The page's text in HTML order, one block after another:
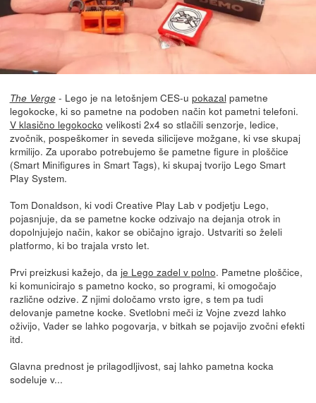
The Verge- Lego je na letošnjem CES-u pokazal pametne
legokocke, ki so pametne na podoben način kot pametni telefoni.
V klasično legokocko velikosti 2x4 so stlačili senzorje, ledice,
zvočnik, pospeškomer in seveda silicijeve možgane, ki vse skupaj
krmilijo. Za uporabo potrebujemo še pametne figure in ploščice
(Smart Minifigures in Smart Tags), ki skupaj tvorijo Lego Smart
Play System.
Tom Donaldson, ki vodi Creative Play Lab v podjetju Lego,
pojasnjuje, da se pametne kocke odzivajo na dejanja otrok in
dopolnjujejo način, kakor se običajno igrajo. Ustvariti so želeli
platformo, ki bo trajala vrsto let.
Prvi preizkusi kažejo, da je Lego zadel v polno. Pametne ploščice,
ki komunicirajo s pametno kocko, so programi, ki omogočajo
različne odzive. Z njimi določamo vrsto igre, s tem pa tudi
delovanje pametne kocke. Svetlobni meči iz Vojne zvezd lahko
oživijo, Vader se lahko pogovarja, v bitkah se pojavijo zvočni efekti
itd.
Glavna prednost je prilagodljivost, saj lahko pametna kocka
sodeluje v...